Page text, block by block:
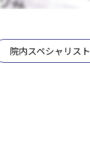
院内スペシャリスト